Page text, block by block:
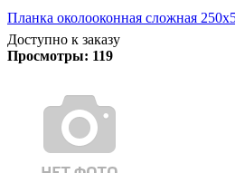
Планка околооконная сложная
Доступно к заказу
Просмотры: 119